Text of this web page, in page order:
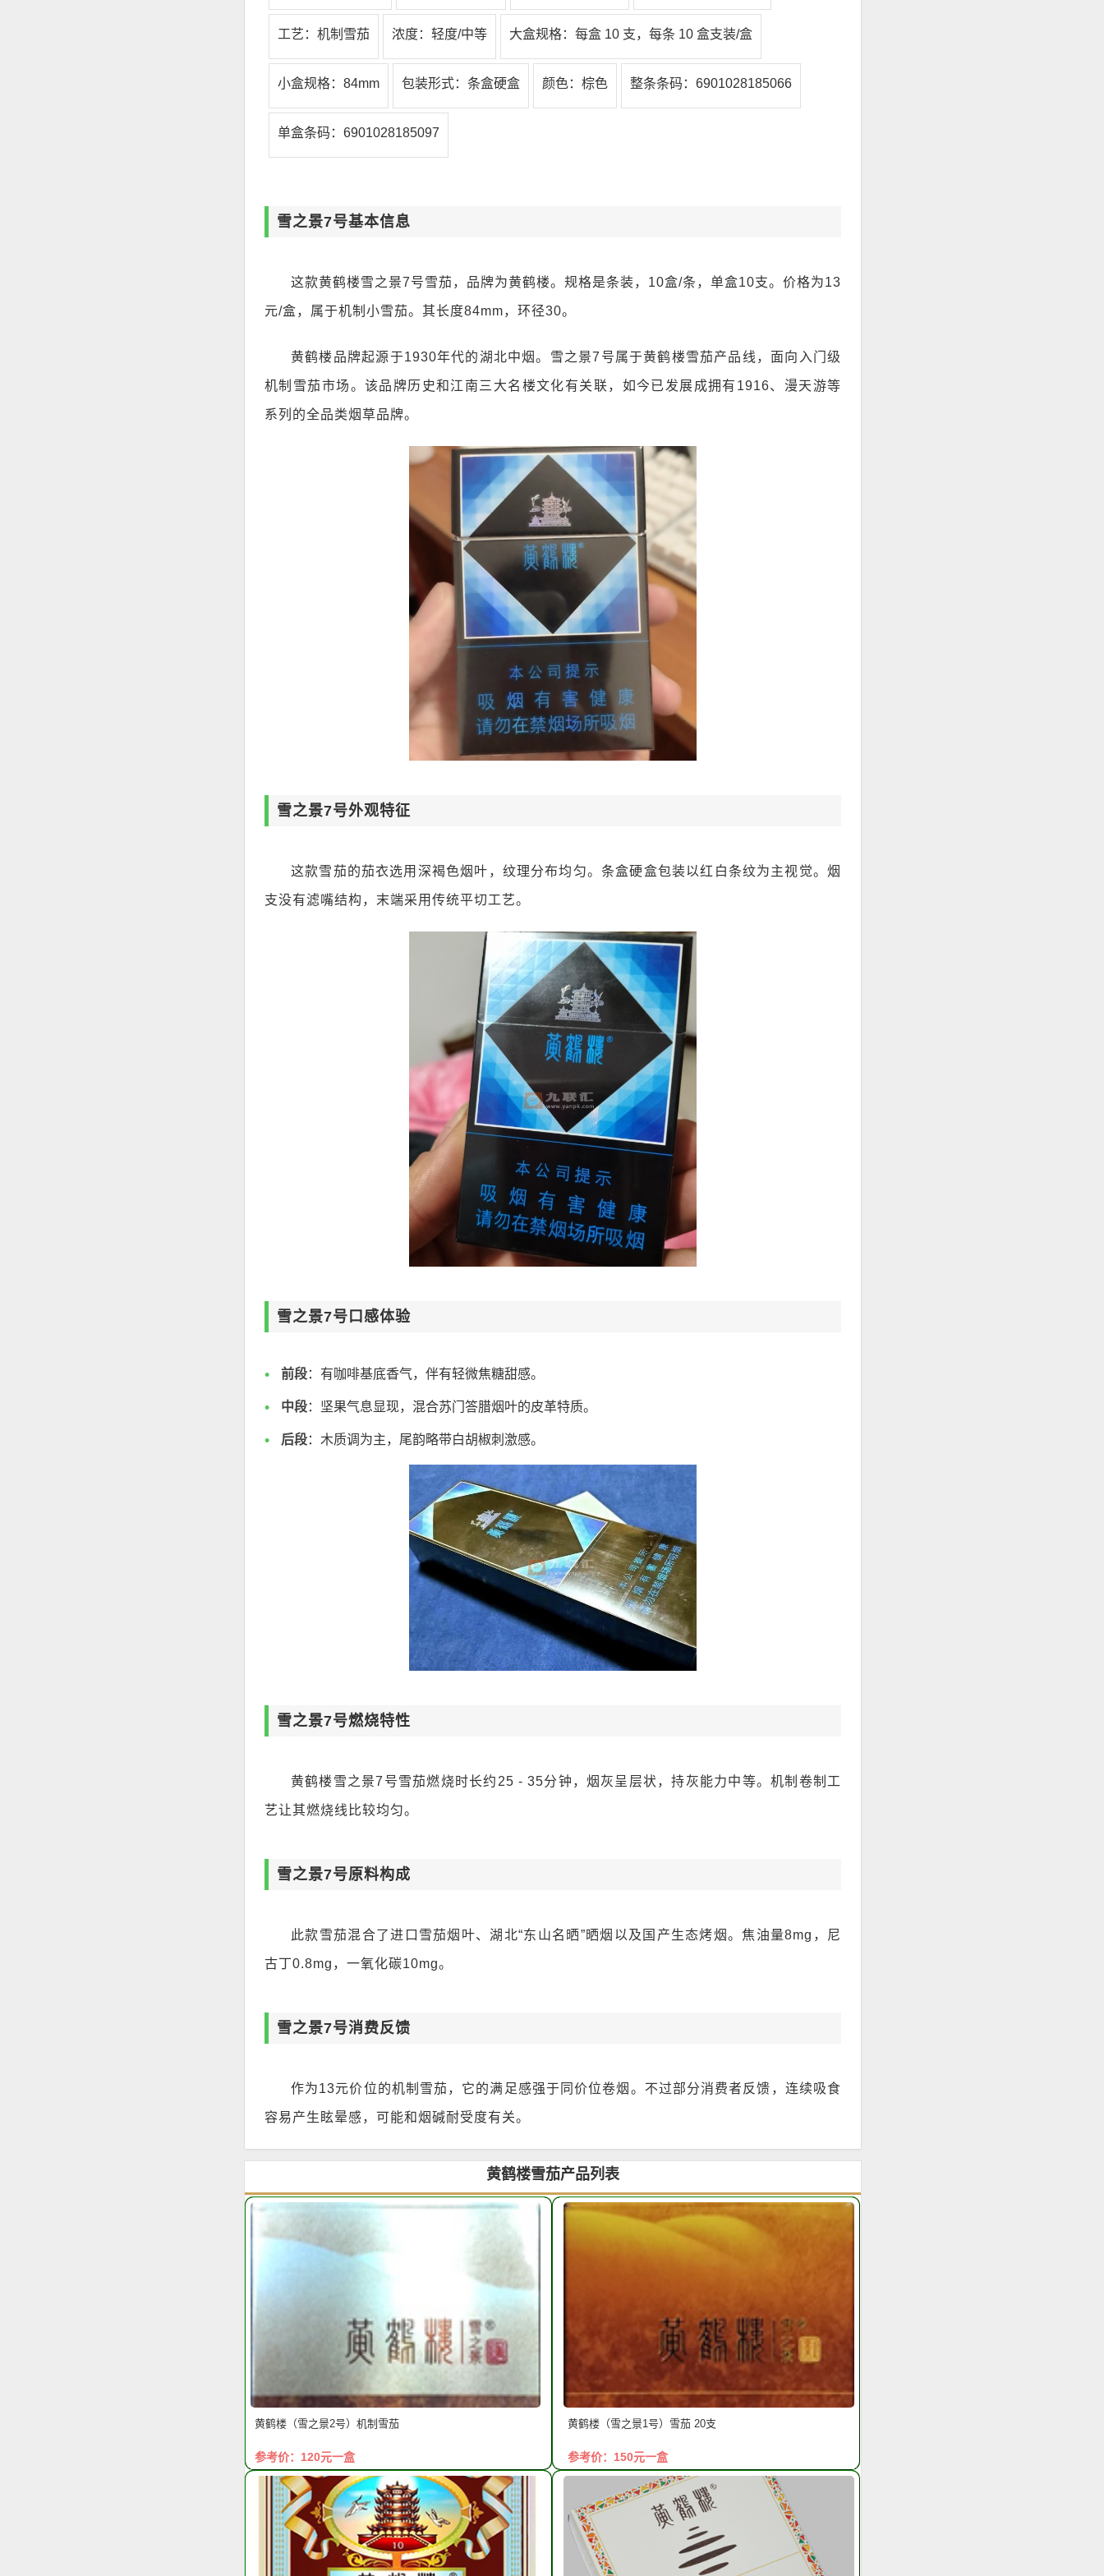
工艺：机制雪茄 浓度：轻度/中等 大盒规格：每盒 10 支，每条 10 盒支装/盒
小盒规格：84mm 包装形式：条盒硬盒 颜色：棕色 整条条码：6901028185066
单盒条码：6901028185097
雪之景7号基本信息
这款黄鹤楼雪之景7号雪茄，品牌为黄鹤楼。规格是条装，10盒/条，单盒10支。价格为13
元/盒，属于机制小雪茄。其长度84mm，环径30。
黄鹤楼品牌起源于1930年代的湖北中烟。雪之景7号属于黄鹤楼雪茄产品线，面向入门级
机制雪茄市场。该品牌历史和江南三大名楼文化有关联，如今已发展成拥有1916、漫天游等
系列的全品类烟草品牌。
雪之景7号外观特征
这款雪茄的茄衣选用深褐色烟叶，纹理分布均匀。条盒硬盒包装以红白条纹为主视觉。烟
支没有滤嘴结构，末端采用传统平切工艺。
雪之景7号口感体验
前段：有咖啡基底香气，伴有轻微焦糖甜感。
中段：坚果气息显现，混合苏门答腊烟叶的皮革特质。
后段：木质调为主，尾韵略带白胡椒刺激感。
雪之景7号燃烧特性
黄鹤楼雪之景7号雪茄燃烧时长约25 - 35分钟，烟灰呈层状，持灰能力中等。机制卷制工
艺让其燃烧线比较均匀。
雪之景7号原料构成
此款雪茄混合了进口雪茄烟叶、湖北“东山名晒”晒烟以及国产生态烤烟。焦油量8mg，尼
古丁0.8mg，一氧化碳10mg。
雪之景7号消费反馈
作为13元价位的机制雪茄，它的满足感强于同价位卷烟。不过部分消费者反馈，连续吸食
容易产生眩晕感，可能和烟碱耐受度有关。
黄鹤楼雪茄产品列表
黄鹤楼（雪之景2号）机制雪茄
参考价：120元一盒
黄鹤楼（雪之景1号）雪茄 20支
参考价：150元一盒